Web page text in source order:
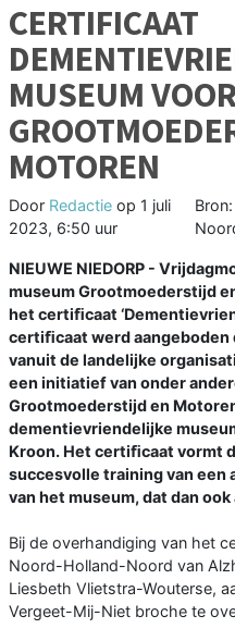
CERTIFICAAT
MUSEUM
MOTOREN
Door Redactie op 1 juli
2023, 6:50 uur
NIEUWE NIEDORP -
museum Grootmoederstijd
het certiﬁcaat
certiﬁcaat werd aangeboden
vanuit de landelijke
een initiatief van onder
Grootmoederstijd en
dementievriendelijke
Kroon. Het certiﬁcaat vormt
succesvolle training van
van het museum, dat dan
Bij de overhandiging van het
Noord-Holland-Noord van
Liesbeth Vlietstra-Wouterse,
Vergeet-Mij-Niet broche te